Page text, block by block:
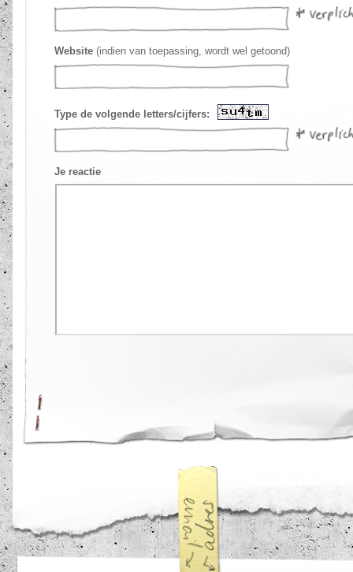
Website (indien van toepassing, wordt wel getoond)
Type de volgende letters/cijfers:
Je reactie